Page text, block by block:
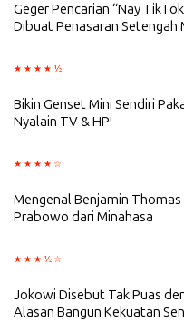
Geger Pencarian “Nay
Dibuat Penasaran Setengah
Bikin Genset Mini Sendiri
Nyalain TV & HP!
Mengenal Benjamin Thomas
Prabowo dari Minahasa
Jokowi Disebut Tak Puas
Alasan Bangun Kekuatan